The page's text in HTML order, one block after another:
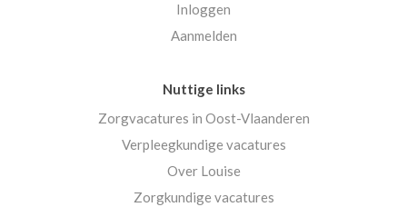
Inloggen
Aanmelden
Nuttige links
Zorgvacatures in Oost-Vlaanderen
Verpleegkundige vacatures
Over Louise
Zorgkundige vacatures